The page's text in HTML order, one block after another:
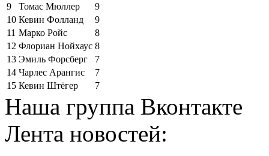
9
Томас Мюллер
9
10 Кевин Фолланд
9
11 Марко Ройс
8
12 Флориан Нойхаус 8
13 Эмиль Форсберг
7
14 Чарлес Арангис
7
15 Кевин Штёгер 7
Наша группа Вконтакте
Лента новостей: